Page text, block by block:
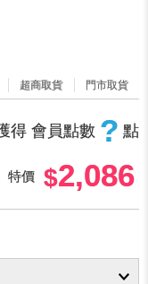
超商取貨 門市取貨
得 會員點數 ? 點
特價 2,086